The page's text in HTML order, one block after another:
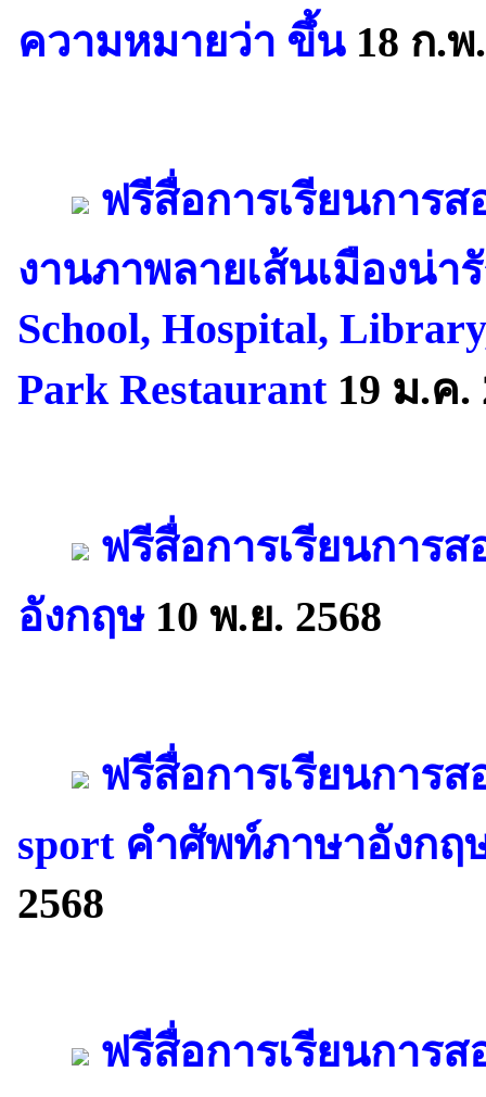
ความหมายว่า ขึ้น18 ก.พ
ฟรีสื่อการเรียนการส
งานภาพลายเส้นเมืองน่
School, Hospital,
Park Restaurant19 ม.ค.
ฟรีสื่อการเรียนการ
อังกฤษ10 พ.ย. 2568
ฟรีสื่อการเรียนการ
sport คำศัพท์ภาษาอังก
2568
ฟรีสื่อการเรียนการ